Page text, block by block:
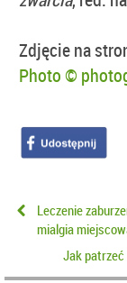
Zdjęcie na
Photo ©
Leczenie
mialgia
Jak patrzeć